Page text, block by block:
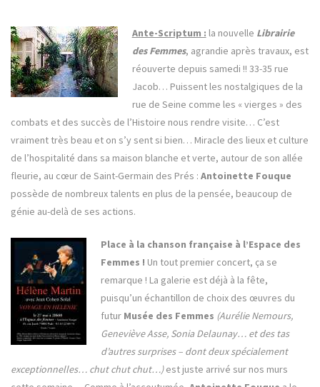
Ante-Scriptum : la nouvelle Librairie
des Femmes, agrandie après travaux, est
réouverte depuis samedi !! 33-35 rue
Jacob… Puissent les nostalgiques de la
rue de Seine comme les « vierges » des
combats et des succès de l’Histoire nous rendre visite… C’est
vraiment très beau et on s’y sent si bien… Miracle des lieux et culture
de l’hospitalité dans sa maison blanche et verte, autour de son allée
fleurie, au cœur de Saint-Germain des Prés : Antoinette Fouque
possède de nombreux talents en plus de la pensée, beaucoup de
génie au-delà de ses actions.
Place à la chanson française à l’Espace des
Femmes ! Un tout premier concert, ça se
remarque ! La galerie est déjà à la fête,
puisqu’un échantillon de choix des œuvres du
futur Musée des Femmes (Aurélie Nemours,
Geneviève Asse, Sonia Delaunay… et des tas
d’autres surprises – dont deux spécialement
exceptionnelles… chut chut chut…)est juste arrivé sur nos murs